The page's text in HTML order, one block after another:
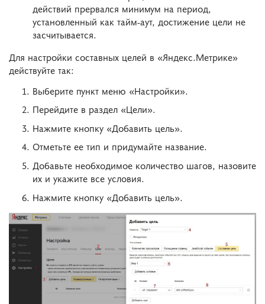
действий прервался минимум на период,
установленный как тайм-аут, достижение цели не
засчитывается.
Для настройки составных целей в «Яндекс.Метрике»
действуйте так:
Выберите пункт меню «Настройки».
Перейдите в раздел «Цели».
Нажмите кнопку «Добавить цель».
Отметьте ее тип и придумайте название.
Добавьте необходимое количество шагов, назовите
их и укажите все условия.
Нажмите кнопку «Добавить цель».